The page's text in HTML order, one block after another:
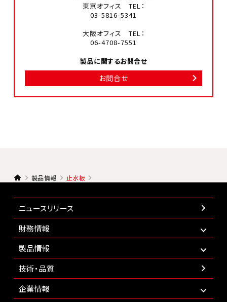
東京オフィス TEL：
03-5816-5341
大阪オフィス TEL：
06-4708-7551
製品に関するお問合せ
お問合せ
製品情報 止水板
ニュースリリース
財務情報
製品情報
技術・品質
企業情報